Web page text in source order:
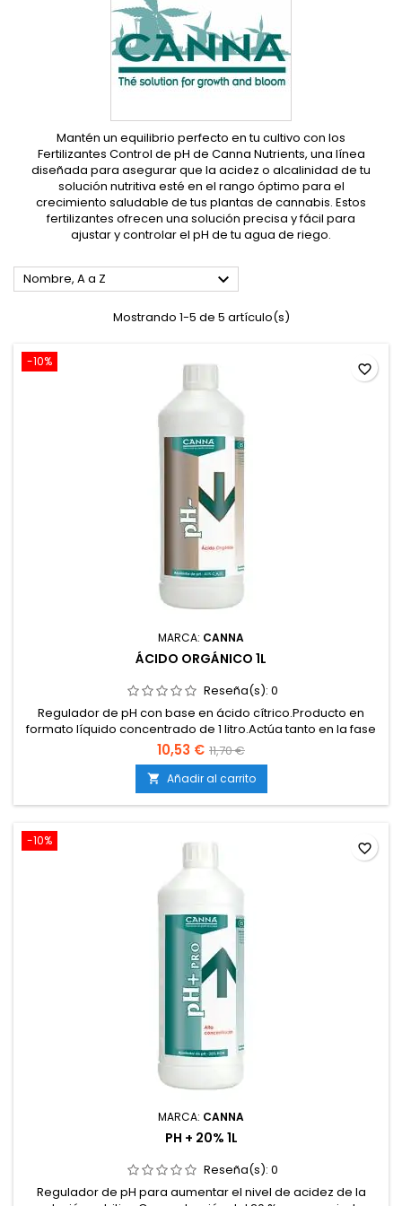
Mantén un equilibrio perfecto en tu cultivo con los
Fertilizantes Control de pH de Canna Nutrients, una línea
diseñada para asegurar que la acidez o alcalinidad de tu
solución nutritiva esté en el rango óptimo para el
crecimiento saludable de tus plantas de cannabis. Estos
fertilizantes ofrecen una solución precisa y fácil para
ajustar y controlar el pH de tu agua de riego.
Nombre, A a Z 
Mostrando 1-5 de 5 artículo(s)
-10%
MARCA: CANNA
ÁCIDO ORGÁNICO 1L
Reseña(s): 0
Regulador de pH con base en ácido cítrico.Producto en
formato líquido concentrado de 1 litro.Actúa tanto en la fase
de crecimiento como en la fase de floración.Compatible con
todos los sistemas de cultivo: tierra, coco e hidro.Permite
estabilizar el pH de forma rápida y segura.Evita bloqueos
nutricionales y mejora la absorción de...
10,53 € 11,70 €
 Añadir al carrito
favorite_border
-10%
MARCA: CANNA
PH + 20% 1L
Reseña(s): 0
Regulador de pH para aumentar el nivel de acidez de la
favorite_border